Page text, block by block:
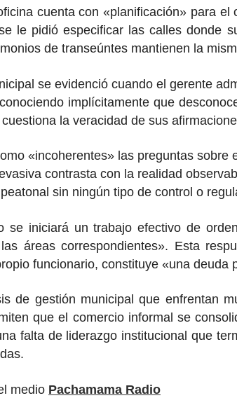
cuenta con «planificación» para
le pidió especificar las calles donde
de transeúntes mantienen la
se evidenció cuando el gerente
implícitamente que
la veracidad de sus
«incoherentes» las preguntas
contrasta con la realidad
sin ningún tipo de control o
se iniciará un trabajo efectivo de
áreas correspondientes». Esta
funcionario, constituye «una
de gestión municipal que enfrentan
que el comercio informal se
falta de liderazgo institucional que
medio Pachamama Radio